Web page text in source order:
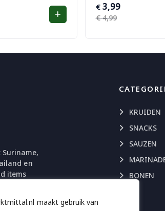
maakt gebruik van
€4,99
Oorspronkelijke
prijs
€3,99
Huidige
prijs
en
items
KRUIDEN
SNACKS
SAUZEN
BONEN